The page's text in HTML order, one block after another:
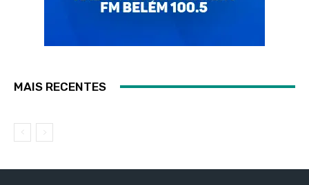
MAIS RECENTES